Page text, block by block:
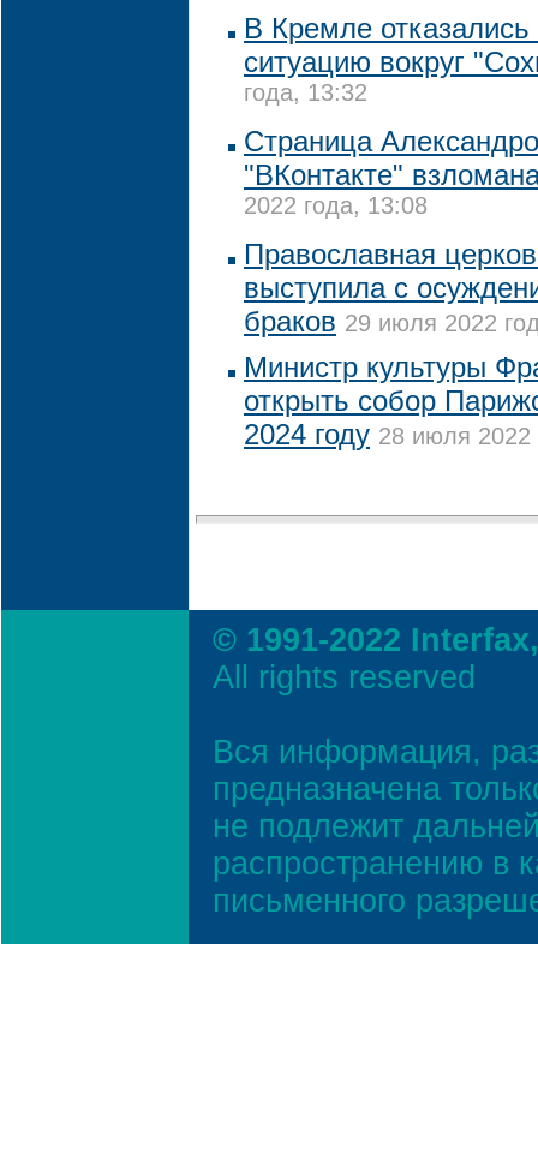
В Кремле
ситуацию вокруг
года, 13:32
Страница
"ВКонтакте"
2022 года, 13:08
Православная
выступила с
браков 29 июля 2022
Министр культуры
открыть собор
2024 году 28 июля 2022
© 1991-2022
All rights reserved
Вся информация,
предназначена
не подлежит
распространению в
письменного